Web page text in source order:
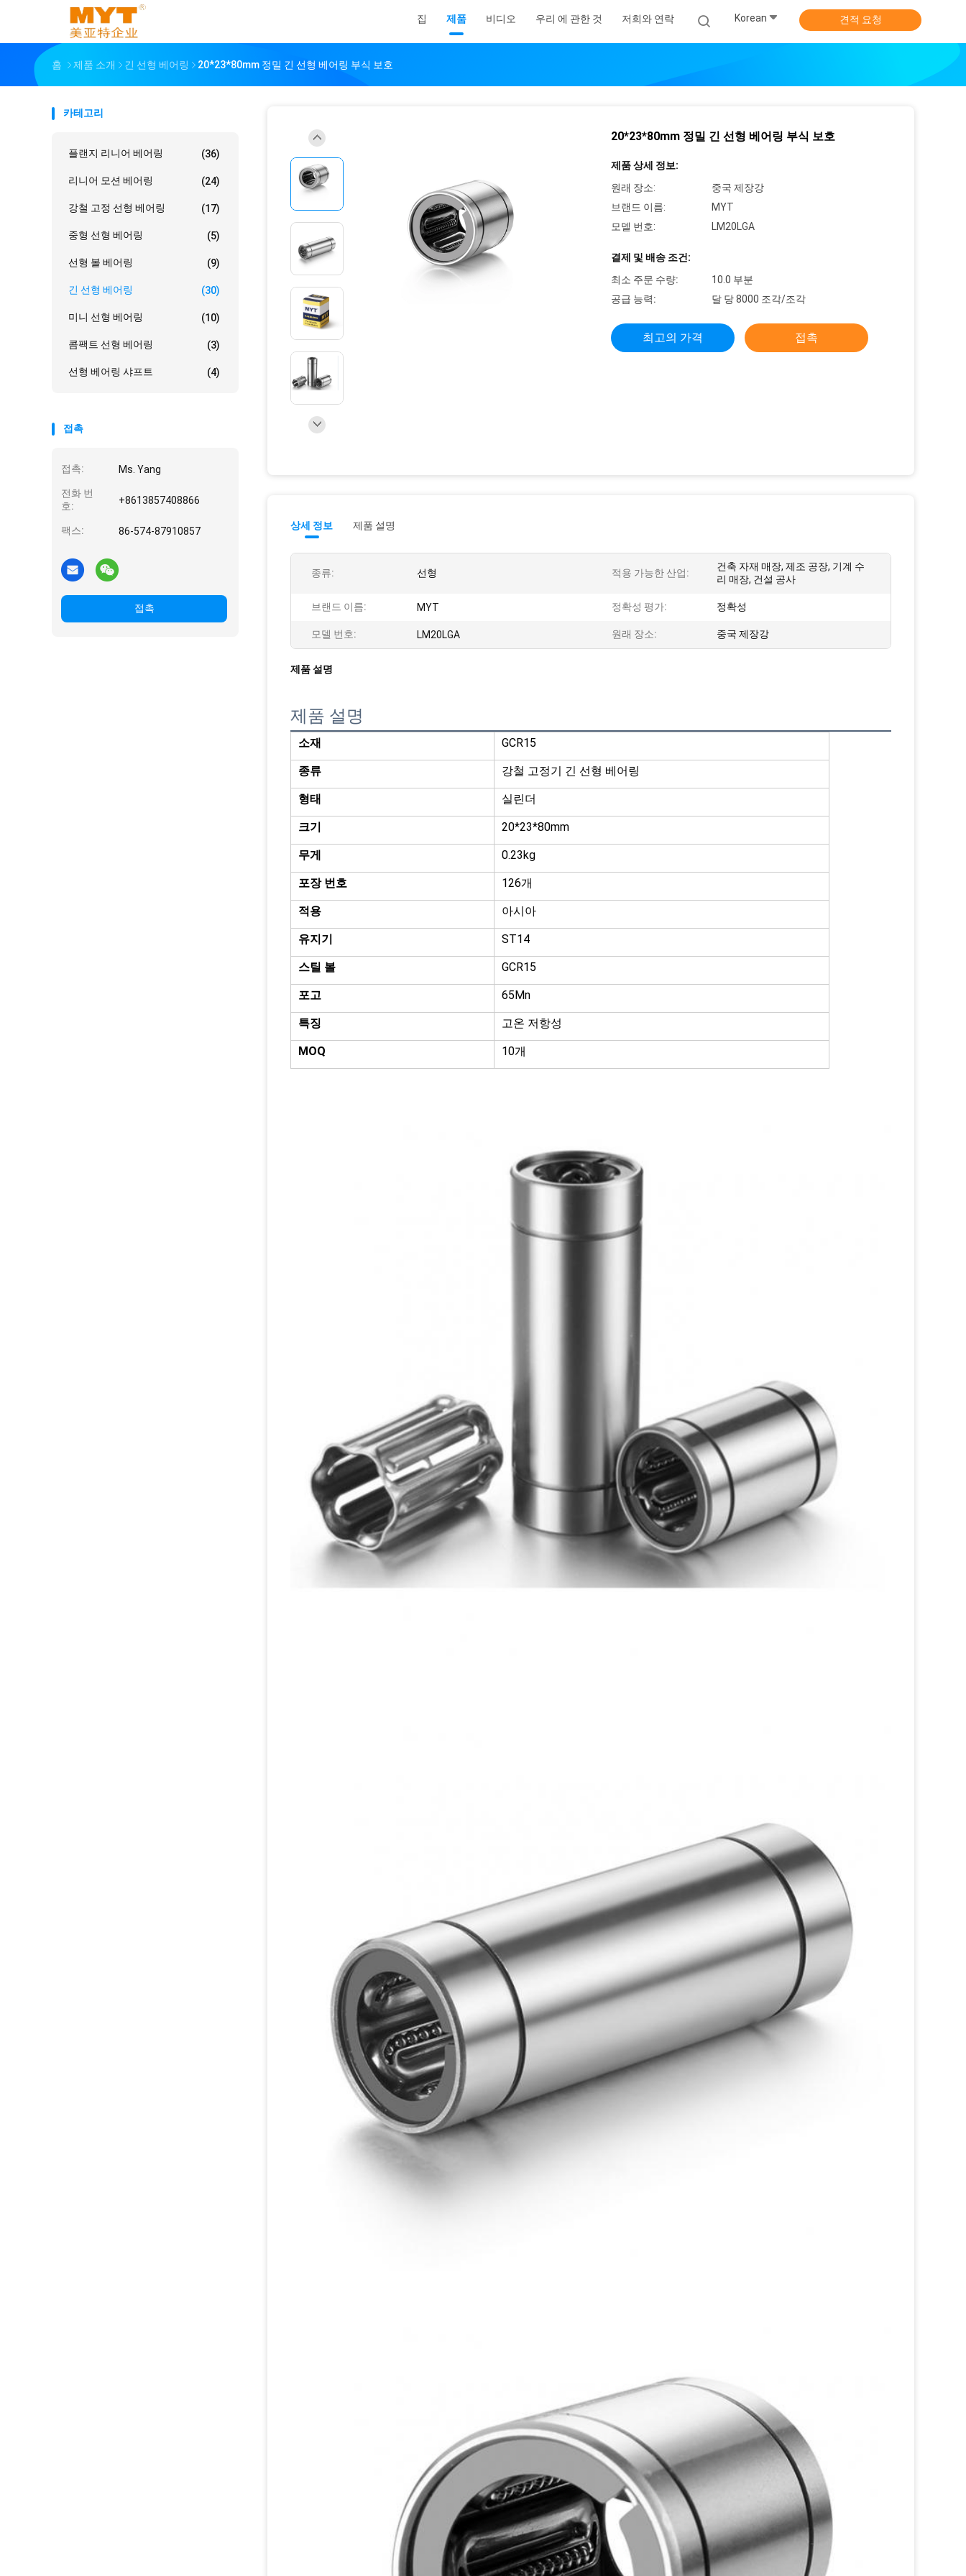
집 제품 비디오 우리 에 관한 것 저희와 연락 Korean 견적 요청
홈 제품 소개 긴 선형 베어링 20*23*80mm 정밀 긴 선형 베어링 부식 보호
카테고리
플랜지 리니어 베어링 (36)
리니어 모션 베어링 (24)
강철 고정 선형 베어링 (17)
중형 선형 베어링 (5)
선형 볼 베어링 (9)
긴 선형 베어링 (30)
미니 선형 베어링 (10)
콤팩트 선형 베어링 (3)
선형 베어링 샤프트 (4)
접촉
접촉: Ms. Yang
전화 번
호:
+8613857408866
팩스: 86-574-87910857
접촉
20*23*80mm 정밀 긴 선형 베어링 부식 보호
제품 상세 정보:
원래 장소:
중국 제장강
브랜드 이름:
MYT
모델 번호:
LM20LGA
결제 및 배송 조건:
최소 주문 수량:
10.0 부분
공급 능력:
달 당 8000 조각/조각
최고의 가격 접촉
상세 정보 제품 설명
종류: 선형 적용 가능한 산업:
건축 자재 매장, 제조 공장, 기계 수
리 매장, 건설 공사
브랜드 이름: MYT 정확성 평가: 정확성
모델 번호: LM20LGA 원래 장소: 중국 제장강
제품 설명
제품 설명
소재 GCR15
종류 강철 고정기 긴 선형 베어링
형태 실린더
크기 20*23*80mm
무게 0.23kg
포장 번호 126개
적용 아시아
유지기 ST14
스틸 볼 GCR15
포고 65Mn
특징 고온 저항성
MOQ 10개